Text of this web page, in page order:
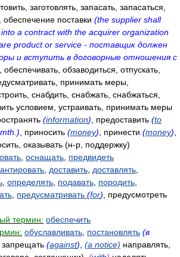
заготовлять, запасать, запасаться,
обеспечение поставки (the supplier shall
a contract with the acquirer organization
product or service - поставщик должен
и вступить в договорные отношения с
, обеспечивать, обзаводиться, отпускать,
принимать меры,
снабдить, снабжать, снабжаться,
условием, устраивать, принимать меры
(information) , предоставить (to
, приносить (money) , принести (money)
оказывать (н-р, поддержку)
оснащать предвидеть
доставить доставлять
определять подавать породить
предусматривать (for) , предусмотреть
термин: обеспечить
обуславливать постановлять (в
, запрещать (against) (a notice) направлять,